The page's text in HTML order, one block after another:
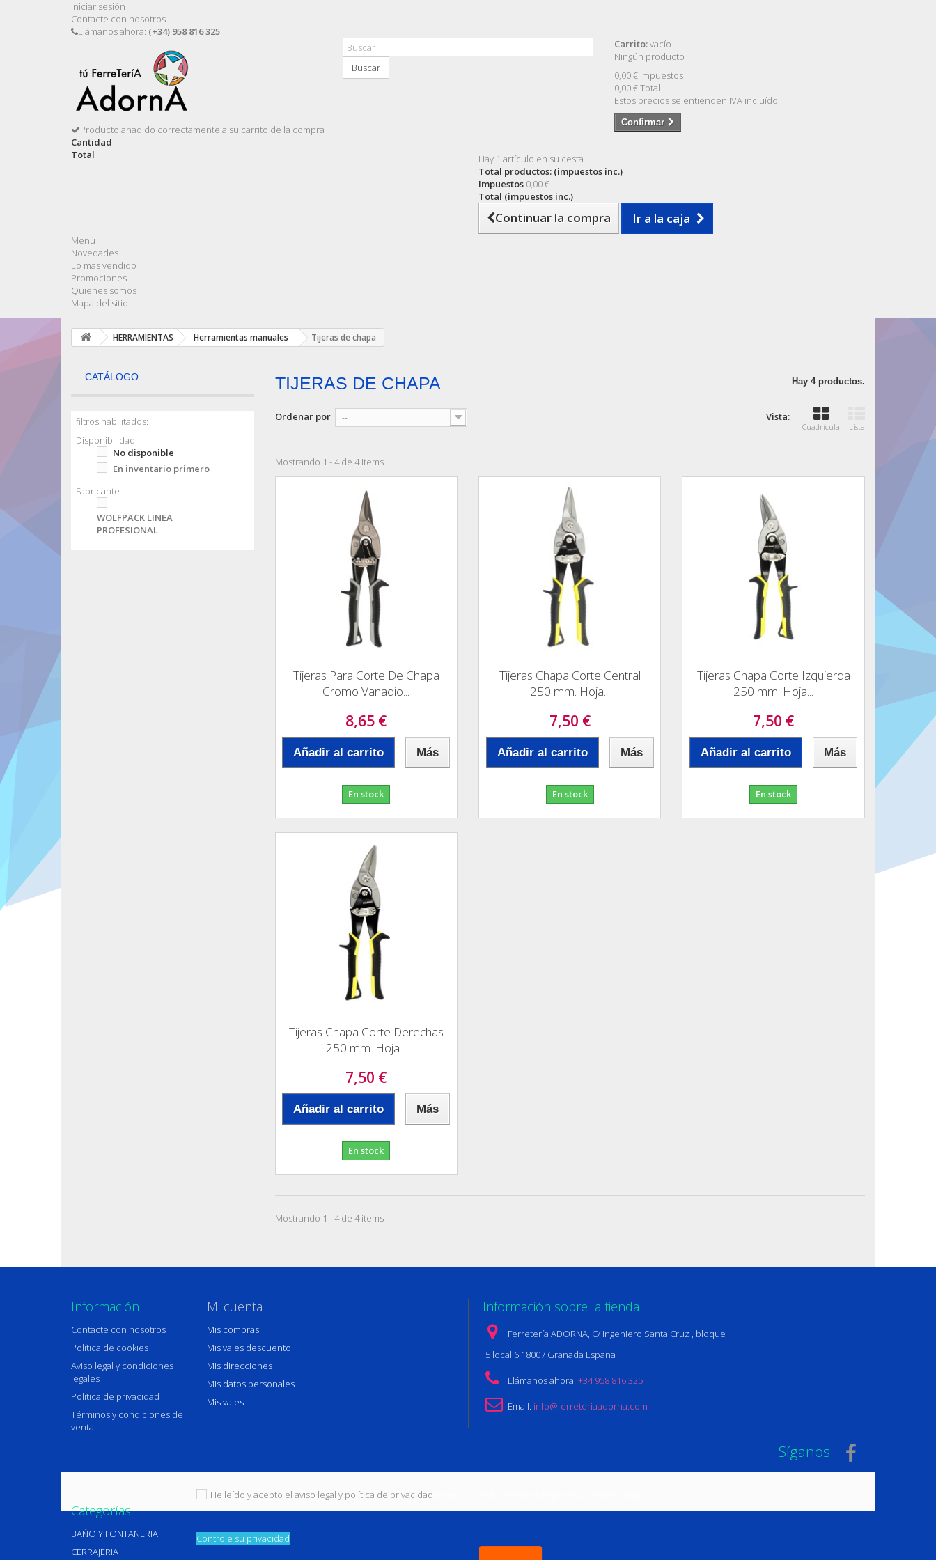
Iniciar sesión
Contacte con nosotros
Llámanos ahora: (+34) 958 816 325
Buscar
Carrito:vacío
Ningún producto
0,00 € Impuestos
0,00 €Total
Estos precios se entienden IVA incluído
Confirmar
Producto añadido correctamente a su carrito de la compra
Cantidad
Total
Hay 1 artículo en su cesta.
Total productos: (impuestos inc.)
Impuestos 0,00 €
Total (impuestos inc.)
Continuar la compra Ir a la caja
Menú
Novedades
Lo mas vendido
Promociones
Quienes somos
Mapa del sitio
HERRAMIENTAS Herramientas manuales Tijeras de chapa
CATÁLOGO
filtros habilitados:
Disponibilidad
No disponible
En inventario primero
Fabricante
WOLFPACK LINEA
PROFESIONAL
TIJERAS DE CHAPA Hay 4 productos.
Vista:
Cuadrícula Lista
Ordenar por --
Mostrando 1 - 4 de 4 items
Tijeras Para Corte De Chapa
Cromo Vanadio...
8,65 €
Añadir al carrito Más
En stock
Tijeras Chapa Corte Central
250 mm. Hoja...
7,50 €
Añadir al carrito Más
En stock
Tijeras Chapa Corte Izquierda
250 mm. Hoja...
7,50 €
Añadir al carrito Más
En stock
Tijeras Chapa Corte Derechas
250 mm. Hoja...
7,50 €
Añadir al carrito Más
En stock
Mostrando 1 - 4 de 4 items
Información
Contacte con nosotros
Política de cookies
Aviso legal y condiciones
legales
Política de privacidad
Términos y condiciones de
venta
Mi cuenta
Mis compras
Mis vales descuento
Mis direcciones
Mis datos personales
Mis vales
Información sobre la tienda
Ferretería ADORNA, C/ Ingeniero Santa Cruz , bloque
5 local 6 18007 Granada España
Llámanos ahora: +34 958 816 325
Email: info@ferreteriaadorna.com
Síganos
Categorías
BAÑO Y FONTANERIA
CERRAJERIA
He leído y acepto el aviso legal y política de privacidad
Controle su privacidad